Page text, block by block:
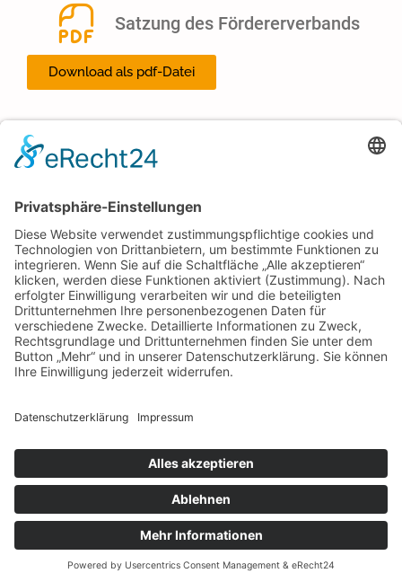
Satzung des Fördererverbands
Download als pdf-Datei
Erlheimer Weg 10
92237 Sulzbach-Rosenberg
info@whr-suro.de
Tel.: 09661 81349-0
Fax: 09661 810004
Impressum
computerladen.de